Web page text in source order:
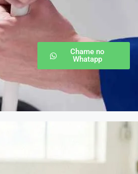
Chame no
Whatapp